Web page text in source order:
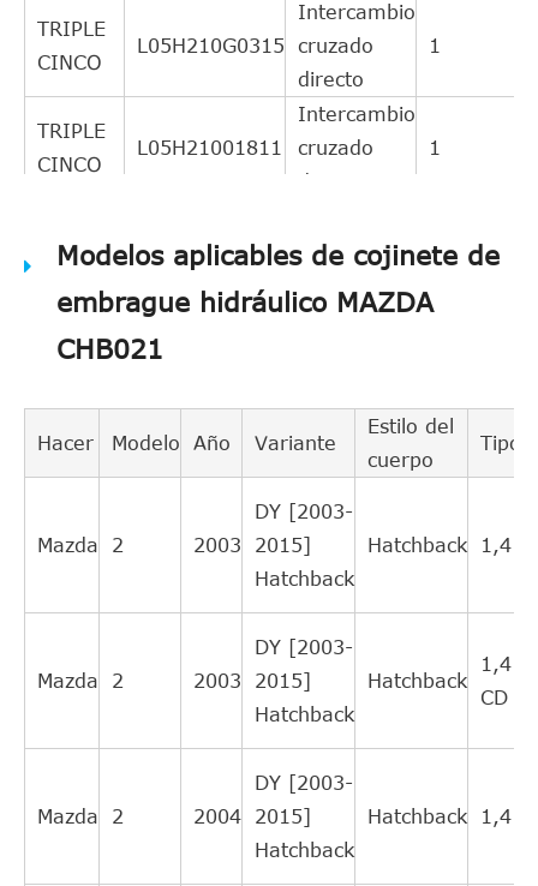
TRIPLE
CINCO
L05H210G0315
Intercambio
cruzado
directo
1
TRIPLE
CINCO
L05H21001811
Intercambio
cruzado
directo
1
CINCO
L05H21001802
cruzado
1
TRIPLE
502101802
Intercambio
Luk 510006210
Intercambio
cruzado
2
BSG BSG30625003
Intercambio
cruzado
indirecto
1
Modelos aplicables de cojinete de
embrague hidráulico MAZDA
CHB021
Hacer Modelo Año Variante
Estilo del
cuerpo
Tipo
Mazda 2 2003
DY [2003-
2015]
Hatchback
Hatchback 1,4
Mazda 2 2003
DY [2003-
2015]
Hatchback
Hatchback
1,4
CD
Mazda 2 2004
DY [2003-
2015]
Hatchback
Hatchback 1,4